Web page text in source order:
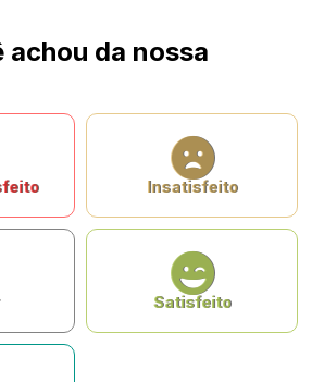
achou da nossa
Insatisfeito
Satisfeito